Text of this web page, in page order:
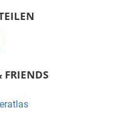
tt
er
FRIENDS